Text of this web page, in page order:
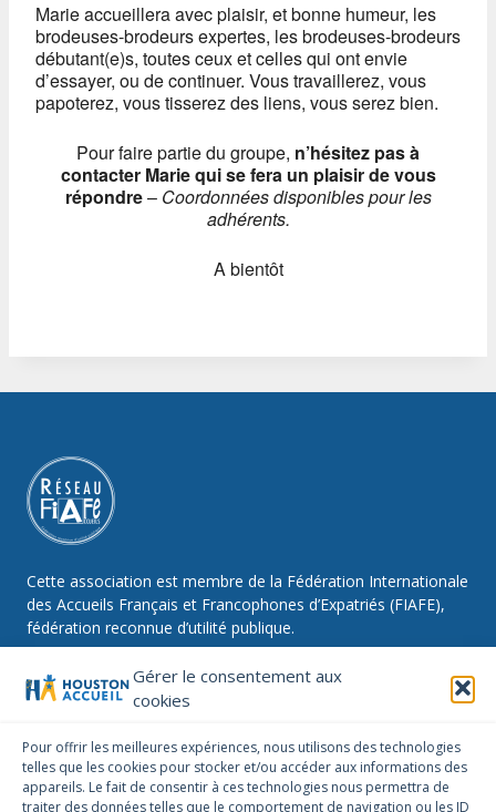
Gérer le consentement aux
cookies
Pour offrir les meilleures expériences, nous utilisons des technologies
telles que les cookies pour stocker et/ou accéder aux informations des
appareils. Le fait de consentir à ces technologies nous permettra de
traiter des données telles que le comportement de navigation ou les ID
Marie accueillera avec plaisir, et bonne humeur, les
brodeuses-brodeurs expertes, les brodeuses-brodeurs
débutant(e)s, toutes ceux et celles qui ont envie
d’essayer, ou de continuer. Vous travaillerez, vous
papoterez, vous tisserez des liens, vous serez bien.
Pour faire partie du groupe, n’hésitez pas à
contacter Marie qui se fera un plaisir de vous
répondre– Coordonnées disponibles pour les
adhérents.
A bientôt
Cette association est membre de la Fédération Internationale
des Accueils Français et Francophones d’Expatriés (FIAFE),
fédération reconnue d’utilité publique.
NOUS SUIVRE
Facebook Instagram Linkedin